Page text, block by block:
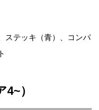
ステッキ（青）、コンパ
）